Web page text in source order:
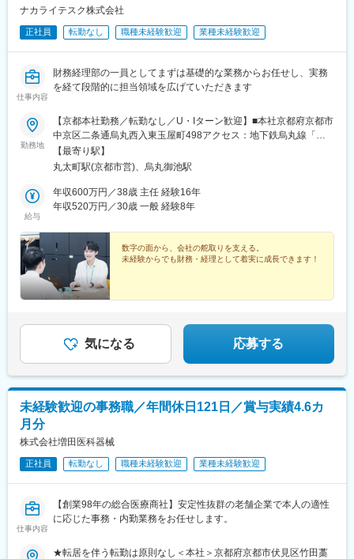
ナカライテスク株式会社
正社員 転勤なし 職種未経験歓迎 業種未経験歓迎
仕事内容
財務経理部の一員としてまずは基礎的な業務からお任せし、実務
を経て段階的に担当領域を広げていただきます
勤務地
【京都本社勤務／転勤なし／U・Iターン歓迎】■本社京都府京都市
中京区二条通烏丸西入東玉屋町498アクセス：地下鉄烏丸線「烏
丸御池駅」から徒歩5分※原則、転居を伴う転勤はありません。※
受動喫煙対策：屋内全面禁煙（屋上に喫煙スペースあり）
【最寄り駅】
丸太町駅(京都市営)、烏丸御池駅
給与
年収600万円／38歳 主任 経験16年
年収520万円／30歳 一般 経験8年
数字の面から、会社の舵取りを支える。
未経験からでも財務・経理として着実に成長できます！
気になる 応募する
未経験歓迎の事務職／年間休日121日／賞与実績4.6カ
月分
株式会社増田医科器械
正社員 転勤なし 職種未経験歓迎 業種未経験歓迎
仕事内容
【創業98年の総合医療商社】安定性抜群の老舗企業で本人の適性
に応じた事務・内勤業務をお任せします。
★転居を伴う転勤は原則なし＜本社＞京都府京都市伏見区竹田藁